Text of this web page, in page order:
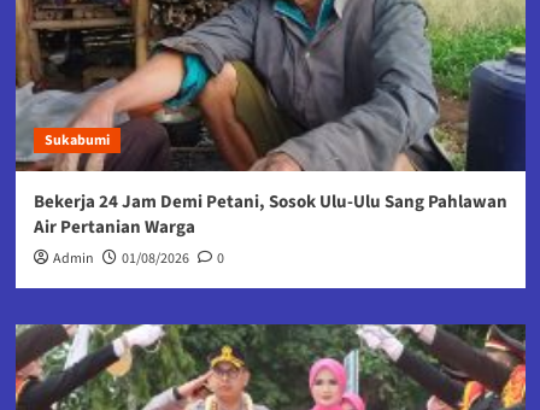
Sukabumi
Bekerja 24 Jam Demi Petani, Sosok Ulu-Ulu Sang Pahlawan
Air Pertanian Warga
Admin 01/08/2026 0